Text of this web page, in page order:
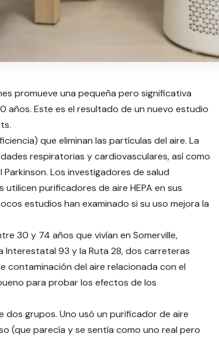
promueve una pequeña pero significativa
años. Este es el resultado de un nuevo estudio
que eliminan las partículas del aire. La
respiratorias y cardiovasculares, así como
Los investigadores de salud
purificadores de aire HEPA en sus
estudios han examinado si su uso mejora la
30 y 74 años que vivían en Somerville,
Interestatal 93 y la Ruta 28, dos carreteras
contaminación del aire relacionada con el
para probar los efectos de los
grupos. Uno usó un purificador de aire
(que parecía y se sentía como uno real pero